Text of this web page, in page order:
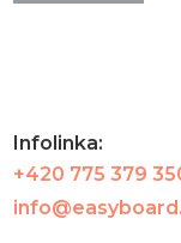
Infolinka:
+420 775 379